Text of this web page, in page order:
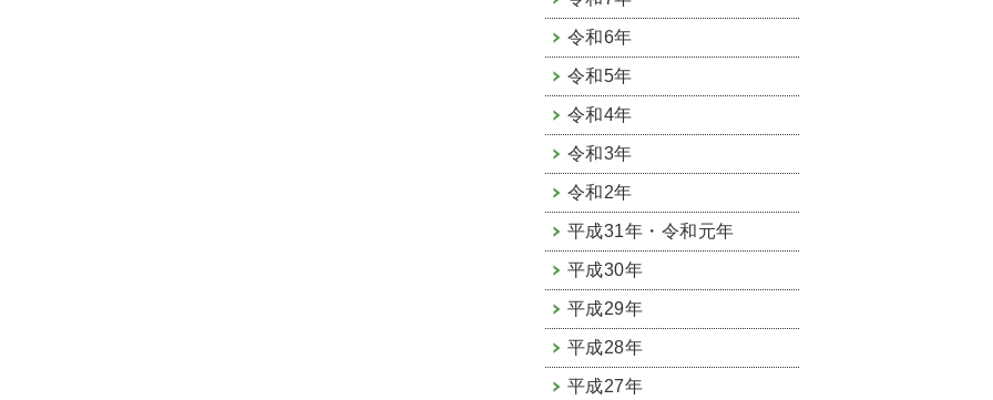
令和6年
令和5年
令和4年
令和3年
令和2年
平成31年・令和元年
平成30年
平成29年
平成28年
平成27年